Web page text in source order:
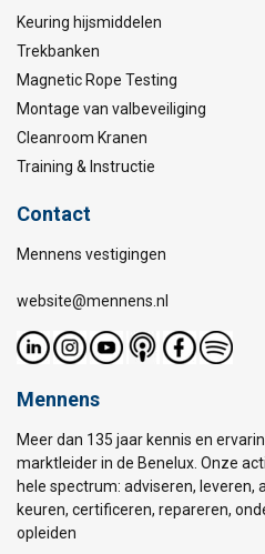
Keuring hijsmiddelen
Trekbanken
Magnetic Rope Testing
Montage van valbeveiliging
Cleanroom Kranen
Training & Instructie
Contact
Mennens vestigingen
website@mennens.nl
Mennens
Meer dan 135 jaar kennis en
marktleider in de Benelux. Onze
hele spectrum: adviseren, leveren,
keuren, certificeren, repareren,
opleiden